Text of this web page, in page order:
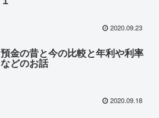
2020.09.23
預金の昔と今の比較と年利や利率
などのお話
2020.09.18